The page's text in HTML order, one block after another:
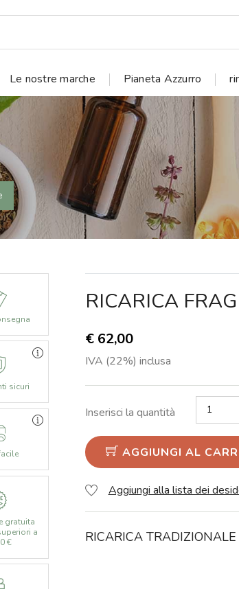
Le nostre marche Pianeta Azzurro
sicuri
gratuita
a
€
RICARICA
€ 62,00
IVA (22%) inclusa
Inserisci la quantità
AGGIUNGI AL
Aggiungi alla lista dei
RICARICA